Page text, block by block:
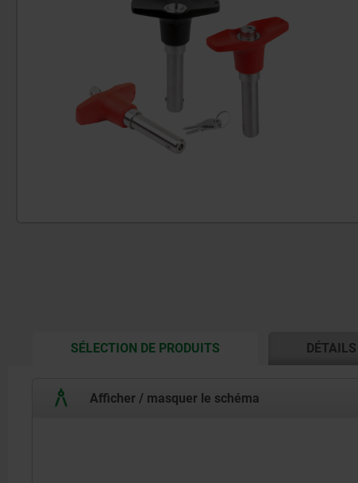
SÉLECTION DE PRODUITSCURRENT
DÉTAILS
Afficher / masquer le schéma